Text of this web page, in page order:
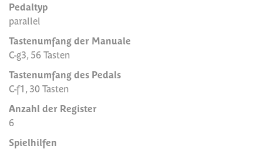
Pedaltyp
parallel
Tastenumfang der Manuale
C-g3, 56 Tasten
Tastenumfang des Pedals
C-f1, 30 Tasten
Anzahl der Register
6
Spielhilfen